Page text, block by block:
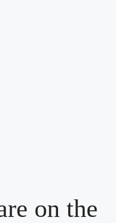
on the